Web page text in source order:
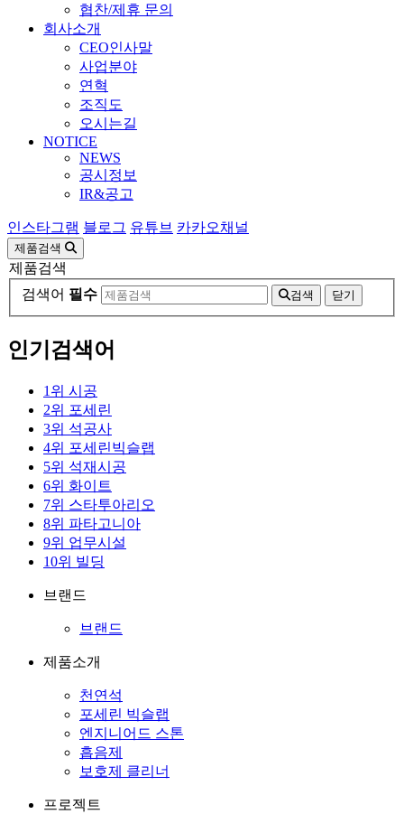
협찬/제휴 문의
회사소개
CEO인사말
사업분야
연혁
조직도
오시는길
NOTICE
NEWS
공시정보
IR&공고
인스타그램 블로그 유튜브 카카오채널
제품검색
제품검색
검색어 필수 검색 닫기
인기검색어
1 위 시공
2위 포세린
3위 석공사
4위 포세린빅슬랩
5위 석재시공
6위 화이트
7위 스타투아리오
8위 파타고니아
9위 업무시설
10위 빌딩
브랜드
브랜드
제품소개
천연석
포세린 빅슬랩
엔지니어드 스톤
흡음제
보호제 클리너
프로젝트